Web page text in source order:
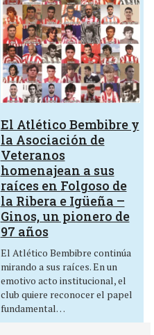
El Atlético Bembibre y
la Asociación de
Veteranos
homenajean a sus
raíces en Folgoso de
la Ribera e Igüeña –
Ginos, un pionero de
97 años
El Atlético Bembibre continúa
mirando a sus raíces. En un
emotivo acto institucional, el
club quiere reconocer el papel
fundamental…